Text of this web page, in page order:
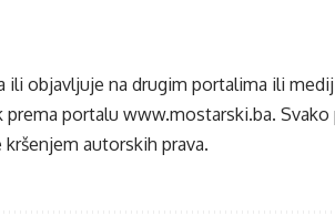
objavljuje na drugim portalima ili
prema portalu www.mostarski.ba.
autorskih prava.